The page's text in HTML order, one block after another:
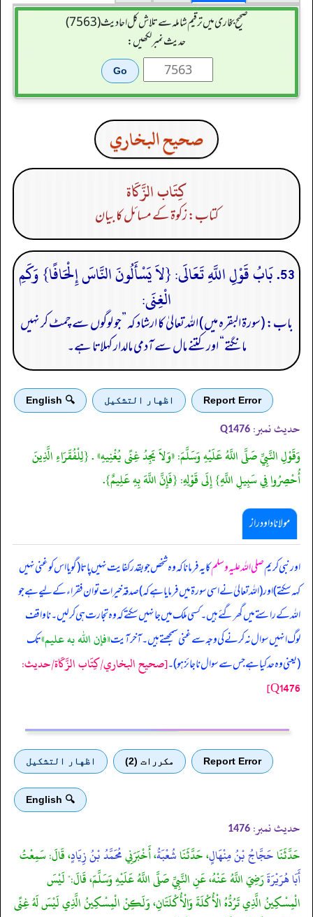
صحیح بخاری میں ترقیم شاملہ سے تلاش کل احادیث (7563)
حدیث نمبر لکھیں:
صحيح البخاري
كِتَاب الزَّكَاة
کتاب: زکوۃ کے مسائل کا بیان
53. بَابُ قَوْلِ اللَّهِ تَعَالَى: {لاَ يَسْأَلُونَ النَّاسَ إِلْحَافًا} وَكَمِ
الْغِنَى:
باب: (سورۃ البقرہ میں) اللہ تعالیٰ کا ارشاد کہ ”جو لوگوں سے چمٹ کر نہیں
مانگتے“ اور کتنے مال سے آدمی مالدار کہلاتا ہے۔
Report Error اظهار التشكيل 🔍 English
حدیث نمبر: Q1476
وَقَوْلِ النَّبِيِّ صَلَّى اللَّهُ عَلَيْهِ وَسَلَّمَ: «وَلاَ يَجِدُ غِنًى يُغْنِيهِ» . {لِلْفُقَرَاءِ الَّذِينَ
أُحْصِرُوا فِي سَبِيلِ اللَّهِ} إِلَى قَوْلِهِ: {فَإِنَّ اللَّهَ بِهِ عَلِيمٌ}.
مولانا داود راز
‏‏‏‏ اور نبی کریمصلی اللہ علیہ وسلمکا یہ فرمانا کہ وہ شخص جو بقدر کفایت نہیں پاتا (گویا اس کو غنی نہیں
کہہ سکتے) اور (اللہ تعالیٰ نے اسی سورۃ میں فرمایا ہے کہ) صدقہ خیرات تو ان فقراء کے لیے ہے جو
اللہ کے راستے میں گھر گئے ہیں۔ کسی ملک میں جا نہیں سکتے کہ وہ تجارت ہی کر لیں۔ ناواقف
لوگ انہیں سوال نہ کرنے کی وجہ سے غنی سمجھتے ہیں۔ آخر آیت«فإن الله به عليم»تک
(یعنی وہ حد کیا ہے جس سے سوال ناجائز ہو)۔[صحيح البخاري/كِتَاب الزَّكَاة/حدیث:
Q1476]
Report Error مكررات (2) اظهار التشكيل
🔍 English
حدیث نمبر: 1476
حَدَّثَنَاحَجَّاجُ بْنُ مِنْهَالٍ، حَدَّثَنَاشُعْبَةُ، أَخْبَرَنِيمُحَمَّدُ بْنُ زِيَادٍ، قَالَ: سَمِعْتُ
أَبَا هُرَيْرَةَرَضِيَ اللَّهُ عَنْهُ، عَنِ النَّبِيِّ صَلَّى اللَّهُ عَلَيْهِ وَسَلَّمَ، قَالَ:" لَيْسَ
الْمِسْكِينُ الَّذِي تَرُدُّهُ الْأُكْلَةَ وَالْأُكْلَتَانِ، وَلَكِنْ الْمِسْكِينُ الَّذِي لَيْسَ لَهُ غِنًى